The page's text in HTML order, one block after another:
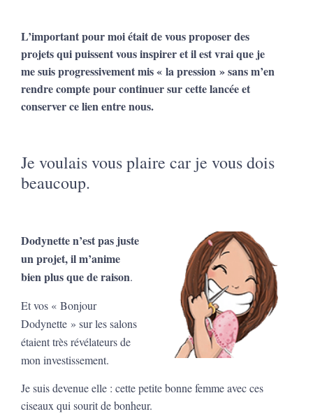
L’important pour moi était de vous proposer des
projets qui puissent vous inspireret il est vrai que je
me suis progressivement mis « la pression » sans m’en
rendre compte pour continuer sur cette lancée et
conserverce lien entre nous.
Je voulais vous plaire car je vous dois
beaucoup.
Dodynette n’est pas juste
un projet, il m’anime
bien plus que de raison.
Et vos « Bonjour
Dodynette » sur les salons
étaient très révélateurs de
mon investissement.
Je suis devenue elle : cette petite bonne femme avec ces
ciseaux qui sourit de bonheur.